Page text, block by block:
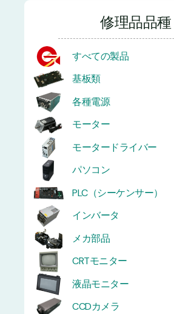
修理品品種
すべての製品
基板類
各種電源
モーター
モータードライバー
パソコン
PLC（シーケンサー）
インバータ
メカ部品
CRTモニター
液晶モニター
CCDカメラ